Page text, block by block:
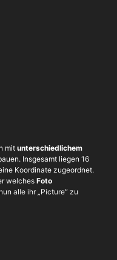
mit unterschiedlichem
Insgesamt liegen 16
Koordinate zugeordnet.
welchesFoto
alle ihr „Picture“ zu